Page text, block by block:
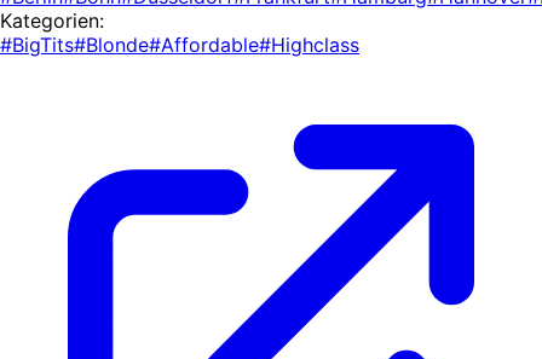
Kategorien:
#BigTits#Blonde#Affordable#Highclass